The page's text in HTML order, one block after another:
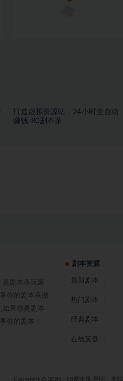
打造虚拟资源站，24小时全自动
赚钱-80剧本杀
是剧本杀玩家
你的剧本杀游
如果你是剧本
你的剧本！
剧本资源
最新剧本
热门剧本
经典剧本
在线复盘
Copyright © 2026 · 80剧本杀 声明：本